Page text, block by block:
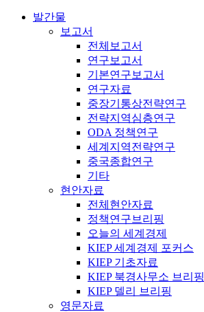
발간물
보고서
전체보고서
연구보고서
기본연구보고서
연구자료
중장기통상전략연구
전략지역심층연구
ODA 정책연구
세계지역전략연구
중국종합연구
기타
현안자료
전체현안자료
정책연구브리핑
오늘의 세계경제
KIEP 세계경제 포커스
KIEP 기초자료
KIEP 북경사무소 브리핑
KIEP 델리 브리핑
영문자료